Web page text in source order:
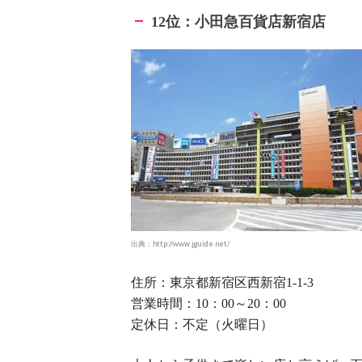
12位：小田急百貨店新宿店
出典：http://www.jguide.net/
住所：東京都新宿区西新宿1-1-3
営業時間： 10 ： 00～ 20 ： 00
定休日：不定（火曜日）